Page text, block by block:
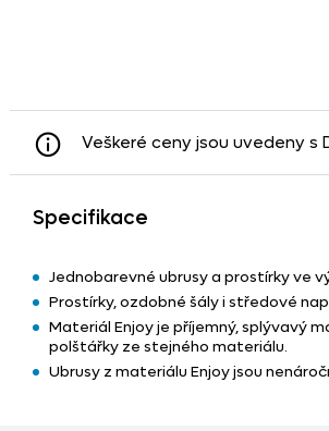
Veškeré ceny jsou uvedeny s
Specifikace
Jednobarevné ubrusy a prostírky ve
Prostírky, ozdobné šály i středové
Materiál Enjoy je příjemný, splývavý
polštářky ze stejného materiálu.
Ubrusy z materiálu Enjoy jsou